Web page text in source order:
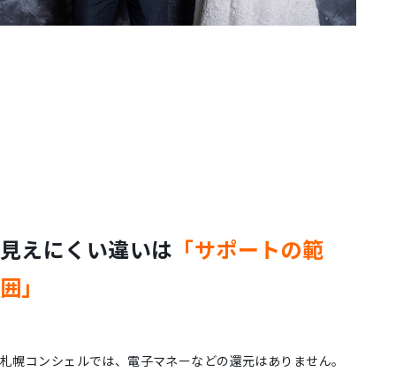
見えにくい違いは 「サポートの範
囲」
札幌コンシェルでは、電子マネーなどの還元はありません。